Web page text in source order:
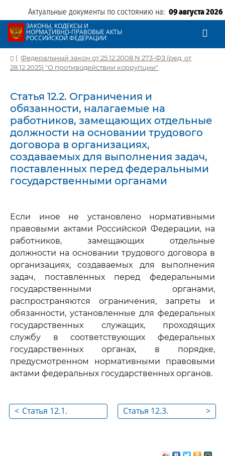
Актуальные документы по состоянию на: 09 августа 2026
ЗАКОНЫ, КОДЕКСЫ И
НОРМАТИВНО-ПРАВОВЫЕ АКТЫ
РОССИЙСКОЙ ФЕДЕРАЦИИ
| Федеральный закон от 25.12.2008 N 273-ФЗ (ред. от
28.12.2025) "О противодействии коррупции"
Статья 12.2. Ограничения и
обязанности, налагаемые на
работников, замещающих отдельные
должности на основании трудового
договора в организациях,
создаваемых для выполнения задач,
поставленных перед федеральными
государственными органами
Если иное не установлено нормативными
правовыми актами Российской Федерации, на
работников, замещающих отдельные
должности на основании трудового договора в
организациях, создаваемых для выполнения
задач, поставленных перед федеральными
государственными органами,
распространяются ограничения, запреты и
обязанности, установленные для федеральных
государственных служащих, проходящих
службу в соответствующих федеральных
государственных органах, в порядке,
предусмотренном нормативными правовыми
актами федеральных государственных органов.
< Статья 12.1.
>
Статья 12.3.
бумаг (долей